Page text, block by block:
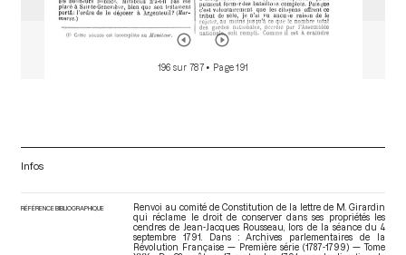
196 sur 787 • Page 191
Infos
RÉFÉRENCE BIBLIOGRAPHIQUE
Renvoi au comité de Constitution de la lettre de M. Girardin
qui réclame le droit de conserver dans ses propriétés les
cendres de Jean-Jacques Rousseau, lors de la séance du 4
septembre 1791. Dans : Archives parlementaires de la
Révolution Française — Première série (1787-1799) — Tome